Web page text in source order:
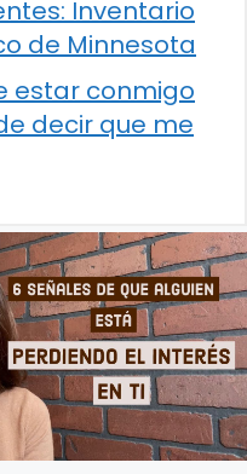
Inventario
de Minnesota
estar conmigo
decir que me